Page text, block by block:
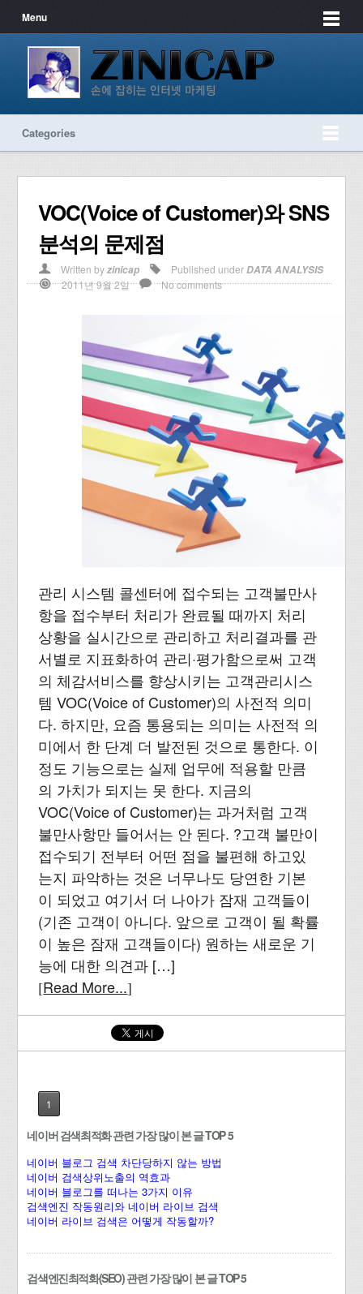
Menu
Categories
VOC(Voice of Customer)와 SNS
분석의 문제점
Written byzinicap Published under DATA ANALYSIS
2011년 9월 2일
No comments
관리 시스템 콜센터에 접수되는 고객불만사
항을 접수부터 처리가 완료될 때까지 처리
상황을 실시간으로 관리하고 처리결과를 관
서별로 지표화하여 관리·평가함으로써 고객
의 체감서비스를 향상시키는 고객관리시스
템 VOC(Voice of Customer)의 사전적 의미
다. 하지만, 요즘 통용되는 의미는 사전적 의
미에서 한 단계 더 발전된 것으로 통한다. 이
정도 기능으로는 실제 업무에 적용할 만큼
의 가치가 되지는 못 한다. 지금의
VOC(Voice of Customer)는 과거처럼 고객
불만사항만 들어서는 안 된다. ?고객 불만이
접수되기 전부터 어떤 점을 불편해 하고있
는지 파악하는 것은 너무나도 당연한 기본
이 되었고 여기서 더 나아가 잠재 고객들이
(기존 고객이 아니다. 앞으로 고객이 될 확률
이 높은 잠재 고객들이다) 원하는 새로운 기
능에 대한 의견과 […]
[Read More...]
1
네이버 검색최적화 관련 가장 많이 본 글 TOP 5
네이버 블로그 검색 차단당하지 않는 방법
네이버 검색상위노출의 역효과
네이버 블로그를 떠나는 3가지 이유
검색엔진 작동원리와 네이버 라이브 검색
네이버 라이브 검색은 어떻게 작동할까?
검색엔진최적화(SEO) 관련 가장 많이 본 글 TOP 5